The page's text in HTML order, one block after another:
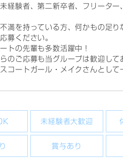
未経験者、第二新卒者、フリーター
不満を持っている方、何かもの足り
募ください。
トの先輩も多数活躍中！
のご応募も当グループは歓迎して
コートガール・メイクさんとして
未経験者大歓迎
賞与あり